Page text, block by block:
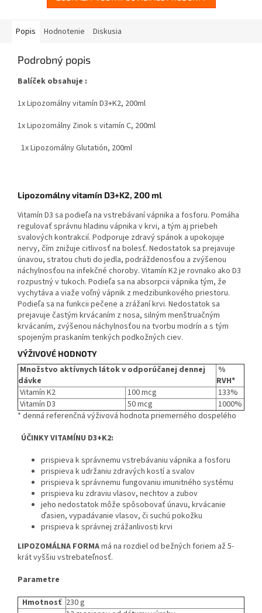
Popis Hodnotenie Diskusia
Podrobný popis
Balíček obsahuje :
1x Lipozomálny vitamín D3+K2, 200ml
1x Lipozomálny Zinok s vitamín C, 200ml
1x Lipozomálny Glutatión, 200ml
Lipozomálny vitamín D3+K2, 200 ml
Vitamín D3 sa podieľa na vstrebávaní vápnika a fosforu. Pomáha
regulovať správnu hladinu vápnika v krvi, a tým aj priebeh
svalových kontrakcií. Podporuje zdravý spánok a upokojuje
nervy, čím znižuje citlivosť na bolesť. Nedostatok sa prejavuje
únavou, stratou chuti do jedla, podráždenosťou a zvýšenou
náchylnosťou na infekčné choroby. Vitamín K2 je rovnako ako D3
rozpustný v tukoch. Podieľa sa na absorpcii vápnika tým, že
vychytáva a viaže voľný vápnik z medzibunkového priestoru.
Podieľa sa na funkcii pečene a zrážaní krvi. Nedostatok sa
prejavuje častým krvácaním z nosa, silným menštruačným
krvácaním, zvýšenou náchylnosťou na tvorbu modrín a s tým
spojeným praskaním tenkých podkožných ciev.
VÝŽIVOVÉ HODNOTY
Množstvo aktívnych látok v odporúčanej dennej
dávke
%
RVH*
Vitamín K2
100 mcg
133%
Vitamín D3
50 mcg
1000%
* denná referenčná výživová hodnota priemerného dospelého
ÚČINKY VITAMÍNU D3+K2:
prispieva k správnemu vstrebávaniu vápnika a fosforu
prispieva k udržaniu zdravých kostí a svalov
prispieva k správnemu fungovaniu imunitného systému
prispieva ku zdraviu vlasov, nechtov a zubov
jeho nedostatok môže spôsobovať únavu, krvácanie
ďasien, vypadávanie vlasov, či suchú pokožku
prispieva k správnej zrážanlivosti krvi
LIPOZOMÁLNA FORMAmá na rozdiel od bežných foriem až 5-
krát vyššiu vstrebateľnosť.
Parametre
Hmotnosť 230 g